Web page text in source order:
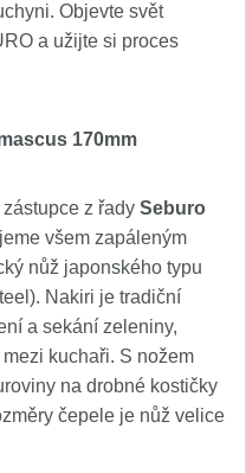
Objevte svět
a užijte si proces
170mm
z řady Seburo
všem zapáleným
nůž japonského typu
Nakiri je tradiční
a sekání zeleniny,
kuchaři. S nožem
na drobné kostičky
čepele je nůž velice